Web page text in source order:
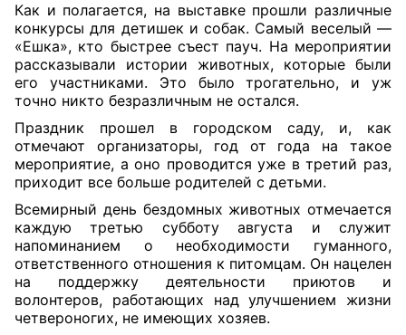
Как и полагается, на выставке прошли различные
конкурсы для детишек и собак. Самый веселый —
«Ешка», кто быстрее съест пауч. На мероприятии
рассказывали истории животных, которые были
его участниками. Это было трогательно, и уж
точно никто безразличным не остался.
Праздник прошел в городском саду, и, как
отмечают организаторы, год от года на такое
мероприятие, а оно проводится уже в третий раз,
приходит все больше родителей с детьми.
Всемирный день бездомных животных отмечается
каждую третью субботуавгуста и служит
напоминанием о необходимости гуманного,
ответственного отношения к питомцам. Он нацелен
на поддержку деятельности приютов и
волонтеров, работающих над улучшением жизни
четвероногих, не имеющих хозяев.